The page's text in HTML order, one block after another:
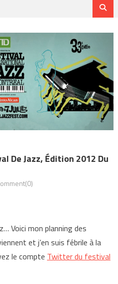
De Jazz, Édition 2012 Du
Voici mon planning des
et j’en suis fébrile à la
le compte Twitter du festival